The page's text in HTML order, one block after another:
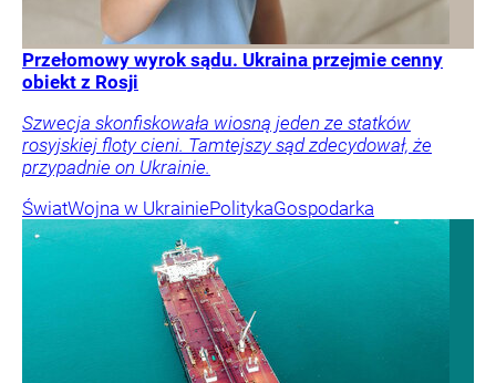
Przełomowy wyrok sądu. Ukraina przejmie cenny
obiekt z Rosji
Szwecja skonfiskowała wiosną jeden ze statków
rosyjskiej floty cieni. Tamtejszy sąd zdecydował, że
przypadnie on Ukrainie.
ŚwiatWojna w UkrainiePolitykaGospodarka